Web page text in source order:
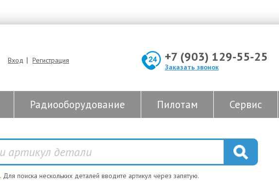
Вход | Регистрация +7 (903) 129-55-25
Заказать звонок
Радиооборудование Пилотам Сервис
. Для поиска нескольких деталей вводите артикул через запятую.